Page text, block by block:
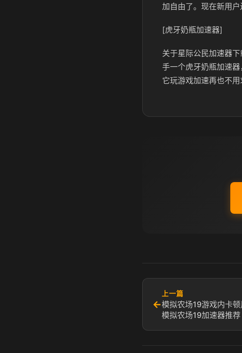
加自由了。现在新用户
[虎牙奶瓶加速器]
关于星际公民加速器
手一个虎牙奶瓶加速
它玩游戏加速再也不用
←
上一篇
模拟农场19游戏内卡
模拟农场19加速器推荐